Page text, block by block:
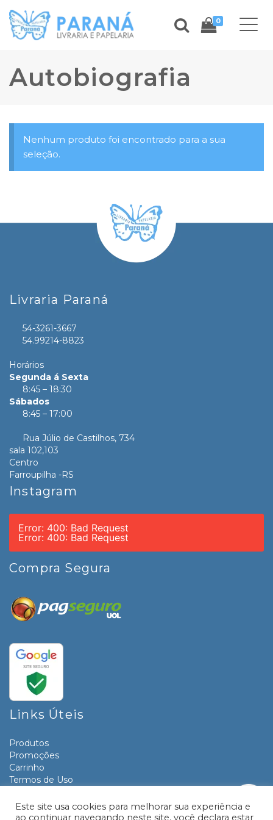
0
Autobiografia
Nenhum produto foi encontrado para a sua
seleção.
Livraria Paraná
54-3261-3667
54.99214-8823
Horários
Segunda á Sexta
8:45 – 18:30
Sábados
8:45 – 17:00
Rua Júlio de Castilhos, 734
sala 102,103
Centro
Farroupilha -RS
Instagram
Error: 400: Bad Request
Error: 400: Bad Request
Compra Segura
Links Úteis
Produtos
Promoções
Carrinho
Termos de Uso
Contato
Este site usa cookies para melhorar sua experiência e
ao continuar navegando neste site, você declara estar